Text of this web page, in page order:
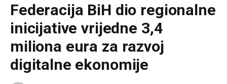
Federacija BiH dio regionalne
inicijative vrijedne 3,4
miliona eura za razvoj
digitalne ekonomije